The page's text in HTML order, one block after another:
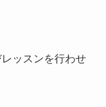
ッスンを行わせ